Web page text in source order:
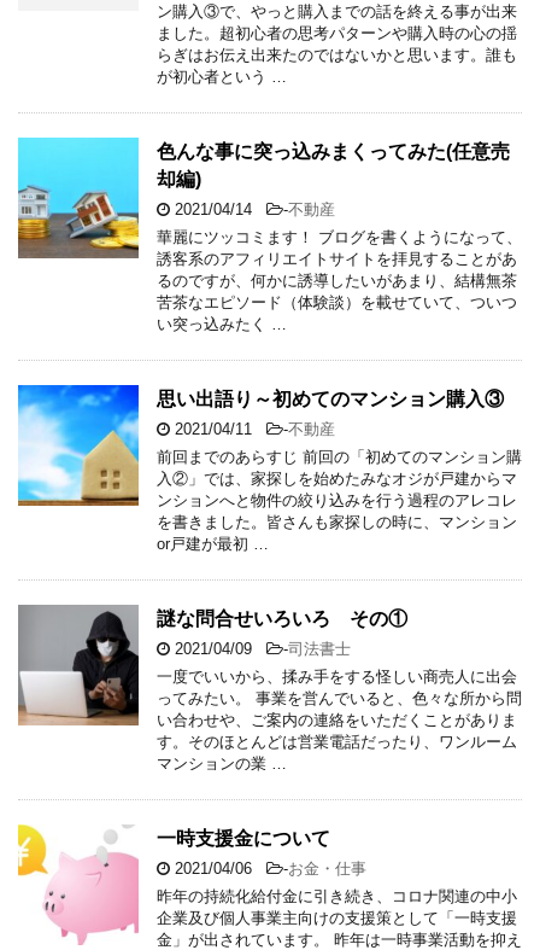
ン購入③で、やっと購入までの話を終える事が出来
ました。超初心者の思考パターンや購入時の心の揺
らぎはお伝え出来たのではないかと思います。誰も
が初心者という …
色んな事に突っ込みまくってみた(任意売
却編)
2021/04/14 -不動産
華麗にツッコミます！ ブログを書くようになって、
誘客系のアフィリエイトサイトを拝見することがあ
るのですが、何かに誘導したいがあまり、結構無茶
苦茶なエピソード（体験談）を載せていて、ついつ
い突っ込みたく …
思い出語り～初めてのマンション購入③
2021/04/11 -不動産
前回までのあらすじ 前回の「初めてのマンション購
入②」では、家探しを始めたみなオジが戸建からマ
ンションへと物件の絞り込みを行う過程のアレコレ
を書きました。皆さんも家探しの時に、マンション
or戸建が最初 …
謎な問合せいろいろ その①
2021/04/09 -司法書士
一度でいいから、揉み手をする怪しい商売人に出会
ってみたい。 事業を営んでいると、色々な所から問
い合わせや、ご案内の連絡をいただくことがありま
す。そのほとんどは営業電話だったり、ワンルーム
マンションの業 …
一時支援金について
2021/04/06 -お金・仕事
昨年の持続化給付金に引き続き、コロナ関連の中小
企業及び個人事業主向けの支援策として「一時支援
金」が出されています。 昨年は一時事業活動を抑え